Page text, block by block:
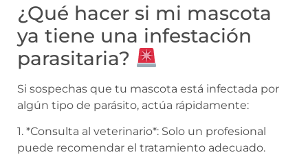
¿Qué hacer si mi mascota
ya tiene una infestación
parasitaria?
Si sospechas que tu mascota está infectada por
algún tipo de parásito, actúa rápidamente:
1. *Consulta al veterinario*: Solo un profesional
puede recomendar el tratamiento adecuado.